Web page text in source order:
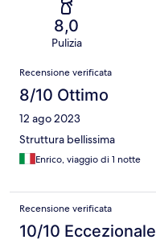
8,0
Pulizia
Recensioni
Recensione verificata
8/10 Ottimo
12 ago 2023
Struttura bellissima
Enrico, viaggio di 1 notte
Recensione verificata
10/10 Eccezionale